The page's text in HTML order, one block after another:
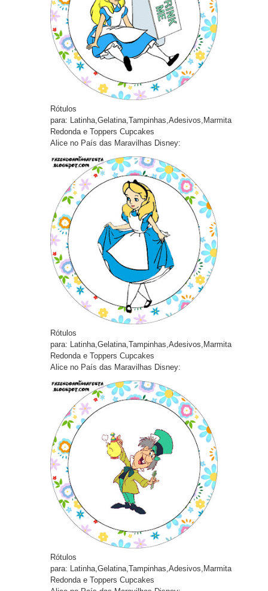
Rótulos
para:
Latinha,Gelatina,Tampinhas,Adesivos,Marmita
Redonda e Toppers Cupcakes
Alice no País das Maravilhas Disney:
Rótulos
para:
Latinha,Gelatina,Tampinhas,Adesivos,Marmita
Redonda e Toppers Cupcakes
Alice no País das Maravilhas Disney:
Rótulos
para:
Latinha,Gelatina,Tampinhas,Adesivos,Marmita
Redonda e Toppers Cupcakes